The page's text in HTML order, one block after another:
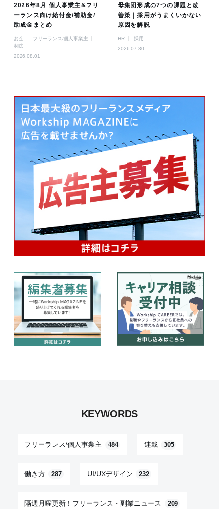
2026年8月 個人事業主&フリ
ーランス向け給付金/補助金/
助成金まとめ
お金
フリーランス/個人事業主
制度
2026.08.01
母集団形成の7つの課題と改
善策｜採用がうまくいかない
原因を解説
HR
採用
2026.07.30
KEYWORDS
フリーランス/個人事業主 484 連載 305
働き方 287 UI/UXデザイン 232
隔週月曜更新！フリーランス・副業ニュース 209